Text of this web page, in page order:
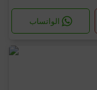
الواتساب